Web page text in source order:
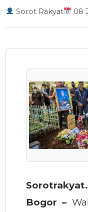
Sorot Rakyat 08
Sorotrakyat.
Bogor –